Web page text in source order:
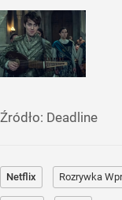
Źródło: Deadline
Netflix Rozrywka